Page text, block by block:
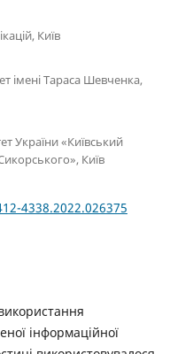
Київ
імені Тараса Шевченка,
України «Київський
Київ
4338.2022.026375
інформаційної